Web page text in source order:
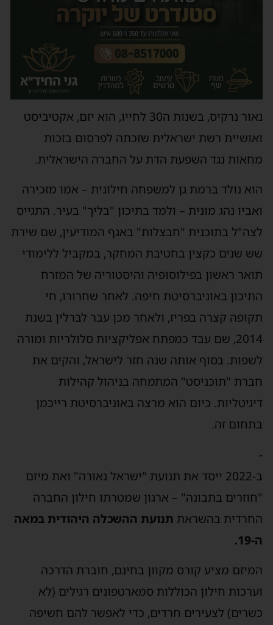
נאור נרקיס, בשנות ה30 לחייו, הוא יזם, אקטיביסט
ואושיית רשת ישראלית שזכתה לפרסום בזכות
מחאות נגד השפעת הדת על החברה הישראלית.
הוא נולד ברמת גן למשפחה חילונית – אמו מזכירה
ואביו נהג מונית – ולמד בתיכון "בליך" בעיר. התגייס
לצה"ל בתוכנית "חבצלות" באגף המודיעין, שם שירת
שש שנים כקצין בחטיבת המחקר, במקביל ללימודי
תואר ראשון בפילוסופיה והיסטוריה של המזרח
התיכון באוניברסיטת חיפה. לאחר שחרורו, חי
תקופה קצרה בפריז, ולאחר מכן עבר לברלין בשנת
2014, שם עבד כמפתח אפליקציות סלולריות ומורה
לשפות. בסוף אותה שנה חזר לישראל, והקים את
חברת "תוכניסט" המתמחה בניהול קהילות
דיגיטליות. כיום הוא מרצה באוניברסיטת רייכמן
בתחום זה.
-
ב-2022 ייסד את תנועת "ישראל נאורה" ואת מיזם
"חוזרים בתבונה" – ארגון שמטרתו חילון החברה
החרדית בהשראת תנועת ההשכלה היהודית במאה
ה-19.
המיזם מציע קורס מקוון בחינם, חוברת הדרכה
וערכות חילון הכוללות סמארטפונים רגילים (לא
כשרים) לצעירים חרדים, כדי לאפשר להם חשיפה